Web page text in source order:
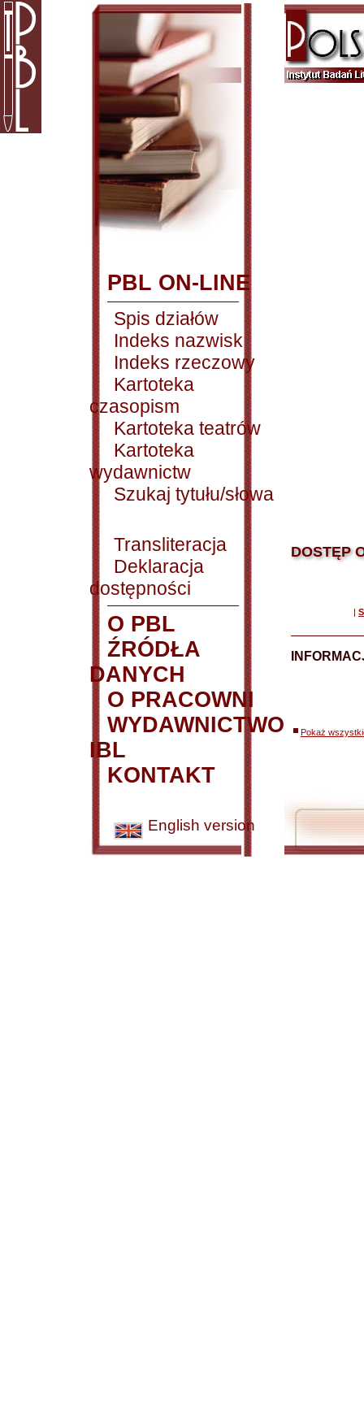
PBL ON-LINE
Spis działów
Indeks nazwisk
Indeks rzeczowy
Kartoteka
czasopism
Kartoteka teatrów
Kartoteka
wydawnictw
Szukaj tytułu/słowa
Transliteracja
Deklaracja
dostępności
O PBL
ŹRÓDŁA
DANYCH
O PRACOWNI
WYDAWNICTWO
IBL
KONTAKT
English version
DOSTĘP
|
Pokaż